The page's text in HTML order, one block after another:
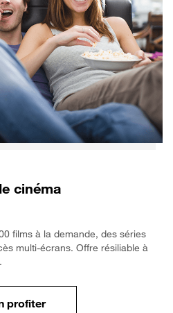
cinéma
films à la demande, des séries
multi-écrans. Offre résiliable à
profiter